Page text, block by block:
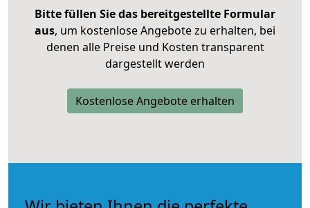
Bitte füllen Sie das bereitgestellte Formular
aus, um kostenlose Angebote zu erhalten, bei
denen alle Preise und Kosten transparent
dargestellt werden
Kostenlose Angebote erhalten